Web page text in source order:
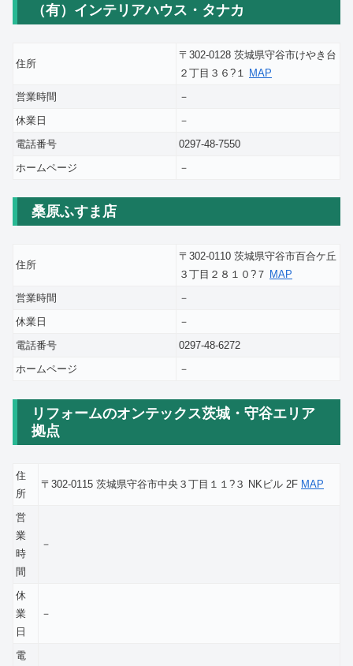
（有）インテリアハウス・タナカ
住所
〒302-0128 茨城県守谷市けやき台
２丁目３６?１ MAP
営業時間
－
休業日
－
電話番号
0297-48-7550
ホームページ
－
桑原ふすま店
住所
〒302-0110 茨城県守谷市百合ケ丘
３丁目２８１０?７ MAP
営業時間
－
休業日
－
電話番号
0297-48-6272
ホームページ
－
リフォームのオンテックス茨城・守谷エリア
拠点
住
所
〒302-0115 茨城県守谷市中央３丁目１１?３ NKビル 2F MAP
営
業
時
間
－
休
業
日
－
電